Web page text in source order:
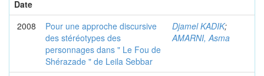
Date
2008
Pour une approche discursive
des stéréotypes des
personnages dans " Le Fou de
Shérazade " de Leila Sebbar
Djamel KADIK;
AMARNI, Asma